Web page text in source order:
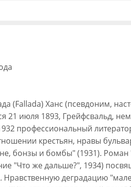
(Fallada) Ханс (псевдоним,
21 июля 1893, Грейфсвальд,
профессиональный
крестьян, нравы
бонзы и бомбы" (1931).
"Что же дальше?", 1934)
деградацию